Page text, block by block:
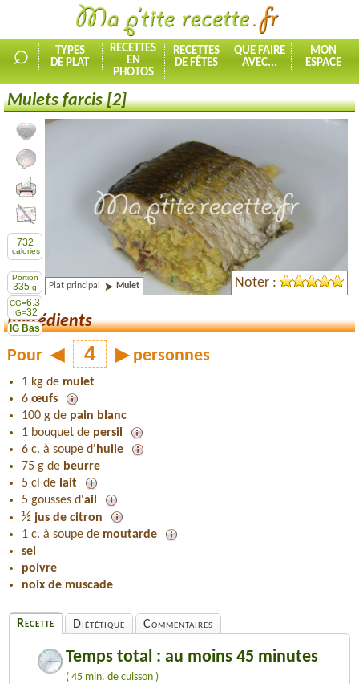
⌕
TYPES
DE PLAT
RECETTES
EN
PHOTOS
RECETTES
DE FÊTES
QUE FAIRE
AVEC...
MON
ESPACE
Mulets farcis [2]
Commenter, noter la recette
Imprimer la recette
Partager cette recette
732
calories
Portion
335 g
CG=6.3
IG=32
IG Bas
Plat principal Mulet Noter :
Ingrédients
Pour ◀ ▶ personnes
1 kg de mulet
6 œufs
100 g de pain blanc
1 bouquet de persil
6 c. à soupe d' huile
75 g de beurre
5 cl de lait
5 gousses d'ail
½ jus de citron
1 c. à soupe de moutarde
sel
poivre
noix de muscade
Recette Diététique Commentaires
Temps total : au moins 45 minutes
( 45 min. de cuisson )